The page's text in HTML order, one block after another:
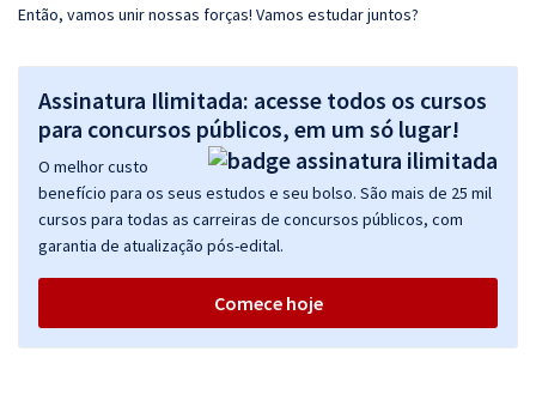
Então, vamos unir nossas forças! Vamos estudar juntos?
Assinatura Ilimitada: acesse todos os cursos
para concursos públicos, em um só lugar!
O melhor custo
benefício para os seus estudos e seu bolso. São mais de 25 mil
cursos para todas as carreiras de concursos públicos, com
garantia de atualização pós-edital.
Comece hoje